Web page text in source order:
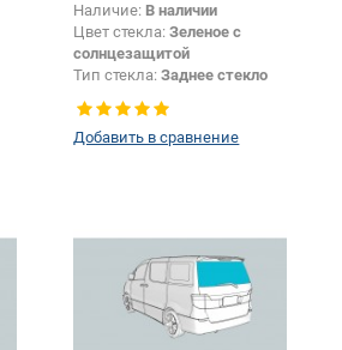
Наличие: В наличии
Цвет стекла:Зеленое с
солнцезащитой
Тип стекла:Заднее стекло
Добавить в сравнение